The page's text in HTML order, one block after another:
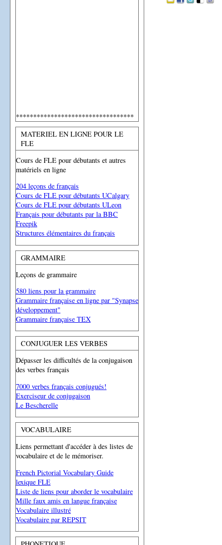
**********************************
MATERIEL EN LIGNE POUR LE
FLE
Cours de FLE pour débutants et autres
matériels en ligne
204 leçons de français
Cours de FLE pour débutants UCalgary
Cours de FLE pour débutants ULeon
Français pour débutants par la BBC
Freepik
Structures élémentaires du français
GRAMMAIRE
Leçons de grammaire
580 liens pour la grammaire
Grammaire française en ligne par "Synapse
développement"
Grammaire française TEX
CONJUGUER LES VERBES
Dépasser les difficultés de la conjugaison
des verbes français
7000 verbes français conjugués!
Exerciseur de conjugaison
Le Bescherelle
VOCABULAIRE
Liens permettant d'accéder à des listes de
vocabulaire et de le mémoriser.
French Pictorial Vocabulary Guide
lexique FLE
Liste de liens pour aborder le vocabulaire
Mille faux amis en langue française
Vocabulaire illustré
Vocabulaire par REPSIT